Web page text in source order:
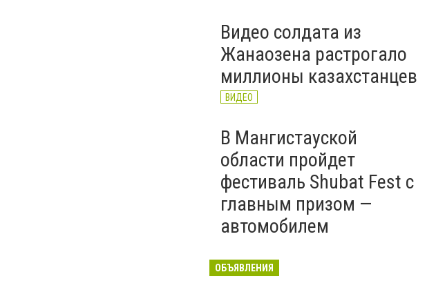
Видео солдата из
Жанаозена растрогало
миллионы казахстанцев
ВИДЕО
В Мангистауской
области пройдет
фестиваль Shubat Fest с
главным призом —
автомобилем
ОБЪЯВЛЕНИЯ